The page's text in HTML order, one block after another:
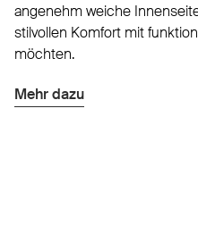
angenehm weiche
stilvollen Komfort mit
möchten.
Mehr dazu